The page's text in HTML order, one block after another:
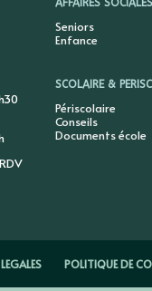
AFFAIRES SOCIALES
Seniors
Enfance
SCOLAIRE &
Périscolaire
Conseils
Documents école
POLITIQUE DE